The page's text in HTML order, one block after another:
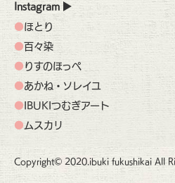
Instagram
ほとり
百々染
りすのほっぺ
あかね・ソレイユ
IBUKIつむぎアート
ムスカリ
Copyright© 2020.ibuki fukushikai All